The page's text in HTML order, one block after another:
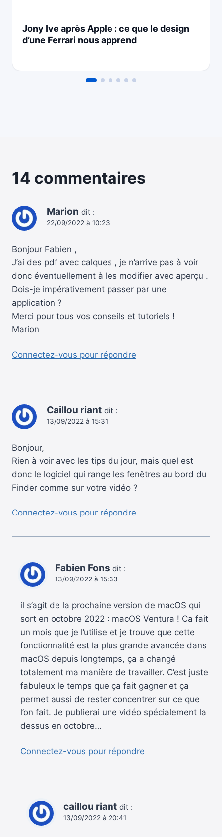
Jony Ive après Apple : ce que le design
d’une Ferrari nous apprend
14 commentaires
Marion dit :
22/09/2022 à 10:23
Bonjour Fabien ,
J’ai des pdf avec calques , je n’arrive pas à voir
donc éventuellement à les modifier avec aperçu .
Dois-je impérativement passer par une
application ?
Merci pour tous vos conseils et tutoriels !
Marion
Connectez-vous pour répondre
Caillou riant dit :
13/09/2022 à 15:31
Bonjour,
Rien à voir avec les tips du jour, mais quel est
donc le logiciel qui range les fenêtres au bord du
Finder comme sur votre vidéo ?
Connectez-vous pour répondre
Fabien Fons dit :
13/09/2022 à 15:33
il s’agit de la prochaine version de macOS qui
sort en octobre 2022 : macOS Ventura ! Ca fait
un mois que je l’utilise et je trouve que cette
fonctionnalité est la plus grande avancée dans
macOS depuis longtemps, ça a changé
totalement ma manière de travailler. C’est juste
fabuleux le temps que ça fait gagner et ça
permet aussi de rester concentrer sur ce que
l’on fait. Je publierai une vidéo spécialement la
dessus en octobre…
Connectez-vous pour répondre
caillou riant dit :
13/09/2022 à 20:41